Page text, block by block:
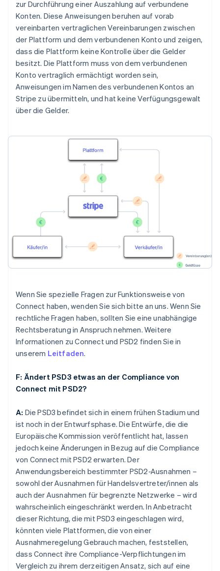
zur Durchführung einer Auszahlung auf verbundene
Konten. Diese Anweisungen beruhen auf vorab
vereinbarten vertraglichen Vereinbarungen zwischen
der Plattform und dem verbundenen Konto und zeigen,
dass die Plattform keine Kontrolle über die Gelder
besitzt. Die Plattform muss von dem verbundenen
Konto vertraglich ermächtigt worden sein,
Anweisungen im Namen des verbundenen Kontos an
Stripe zu übermitteln, und hat keine Verfügungsgewalt
über die Gelder.
Wenn Sie spezielle Fragen zur Funktionsweise von
Connect haben, wenden Sie sich bitte an uns. Wenn Sie
rechtliche Fragen haben, sollten Sie eine unabhängige
Rechtsberatung in Anspruch nehmen. Weitere
Informationen zu Connect und PSD2 finden Sie in
unserem Leitfaden.
F: Ändert PSD3 etwas an der Compliance von
Connect mit PSD2?
A: Die PSD3 befindet sich in einem frühen Stadium und
ist noch in der Entwurfsphase. Die Entwürfe, die die
Europäische Kommission veröffentlicht hat, lassen
jedoch keine Änderungen in Bezug auf die Compliance
von Connect mit PSD2 erwarten. Der
Anwendungsbereich bestimmter PSD2-Ausnahmen –
sowohl der Ausnahmen für Handelsvertreter/innen als
auch der Ausnahmen für begrenzte Netzwerke – wird
wahrscheinlich eingeschränkt werden. In Anbetracht
dieser Richtung, die mit PSD3 eingeschlagen wird,
könnten viele Plattformen, die von einer
Ausnahmeregelung Gebrauch machen, feststellen,
dass Connect ihre Compliance-Verpflichtungen im
Vergleich zu ihrem derzeitigen Ansatz, sich auf eine